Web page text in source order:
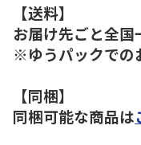
【送料】
お届け先ごと全国
※ゆうパックでの
【同梱】
同梱可能な商品は